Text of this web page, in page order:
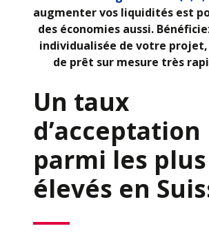
augmenter vos liquidités est
des économies aussi.
individualisée de votre projet,
de prêt sur mesure très
Un taux
d’acceptation
parmi les plus
élevés en